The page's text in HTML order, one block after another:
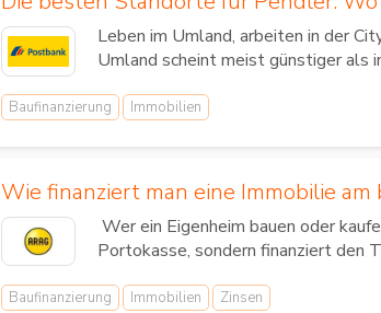
Leben im Umland, arbeiten in der
Umland scheint meist günstiger als
Baufinanzierung Immobilien
Wie finanziert man eine Immobilie
Wer ein Eigenheim bauen oder
Portokasse, sondern finanziert den
Baufinanzierung Immobilien Zinsen